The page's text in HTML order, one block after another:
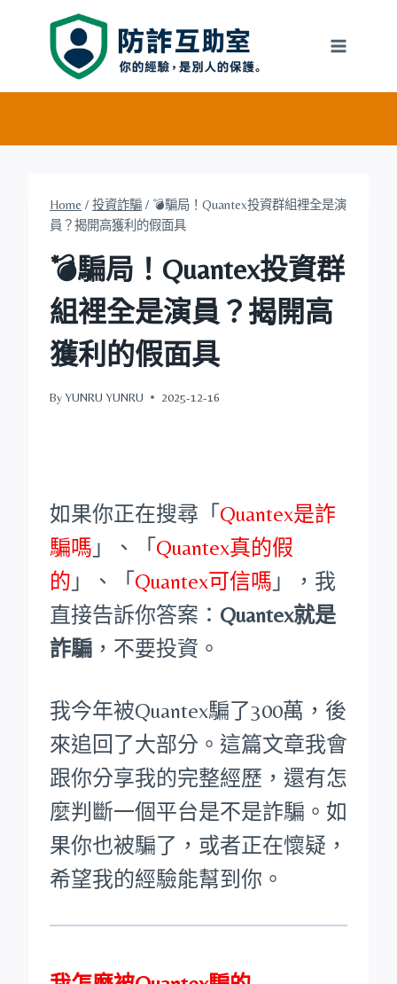
Home / 投資詐騙 / 💣騙局！Quantex投資群組裡全是演
員？揭開高獲利的假面具
💣騙局！Quantex投資群
組裡全是演員？揭開高
獲利的假面具
By YUNRU YUNRU 2025-12-16
如果你正在搜尋「 Quantex是詐
騙嗎 」、「 Quantex真的假
的 」、「 Quantex可信嗎 」，我
直接告訴你答案： Quantex就是
詐騙 ，不要投資。
我今年被Quantex騙了300萬，後
來追回了大部分。這篇文章我會
跟你分享我的完整經歷，還有怎
麼判斷一個平台是不是詐騙。如
果你也被騙了，或者正在懷疑，
希望我的經驗能幫到你。